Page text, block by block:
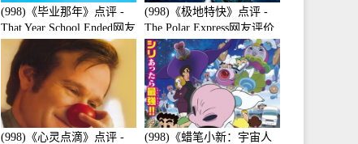
(998)《毕业那年》点评 -
That Year School Ended网友
评价
(998)《极地特快》点评 -
The Polar Express网友评价
(998)《心灵点滴》点评 -
(998)《蜡笔小新：宇宙人